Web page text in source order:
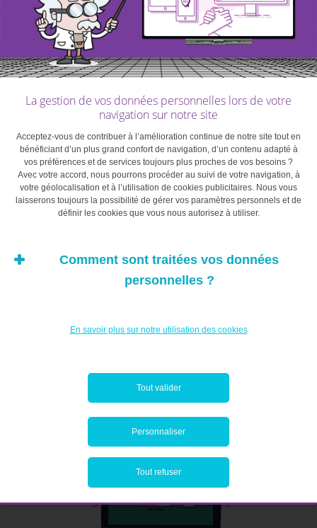
La gestion de vos données personnelles lors de votre
navigation sur notre site
Acceptez-vous de contribuer à l’amélioration continue de notre site tout en
bénéficiant d’un plus grand confort de navigation, d’un contenu adapté à
vos préférences et de services toujours plus proches de vos besoins ?
Avec votre accord, nous pourrons procéder au suivi de votre navigation, à
votre géolocalisation et à l’utilisation de cookies publicitaires. Nous vous
laisserons toujours la possibilité de gérer vos paramètres personnels et de
définir les cookies que vous nous autorisez à utiliser.
Comment sont traitées vos données
personnelles ?
En savoir plus sur notre utilisation des cookies
Tout valider
Personnaliser
Tout refuser